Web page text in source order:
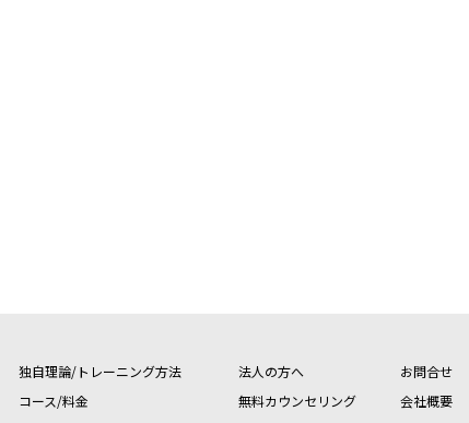
独自理論/トレーニング方法
コース/料金
法人の方へ
無料カウンセリング
お問合せ
会社概要